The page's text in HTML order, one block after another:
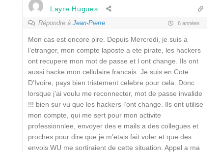
Layre Hugues
Répondre à Jean-Pierre 6 années
Mon cas est encore pire. Depuis Mercredi, je suis a
l’etranger, mon compte laposte a ete pirate, les hackers
ont recupere mon mot de passe et l ont change. Ils ont
aussi hacke mon cellulaire francais. Je suis en Cote
D’Ivoire, pays bien tristement celebre pour cela. Donc
lorsque j’ai voulu me reconnecter, mot de passe invalide
!!! bien sur vu que les hackers l’ont change. Ils ont utilise
mon compte, qui me sert pour mon activite
professionnlee, envoyer des e mails a des collegues et
proches pour dire que je m’etais fait voler et que des
envois WU me sortiraient de cette situation. Appel a ma